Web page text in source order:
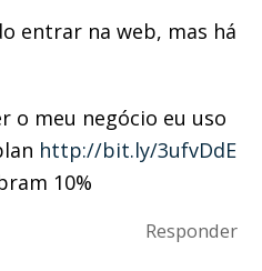
entrar na web, mas há
o meu negócio eu uso
http://bit.ly/3ufvDdE
10%
Responder